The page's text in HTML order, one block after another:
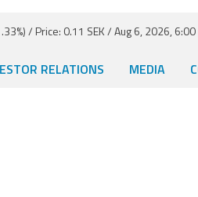
/ Price: 0.11 SEK / Aug 6, 2026, 6:00
RELATIONS MEDIA